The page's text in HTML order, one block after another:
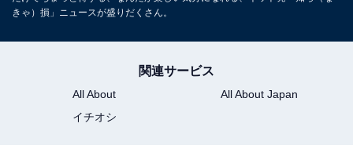
きゃ）損」ニュースが盛りだくさん。
関連サービス
All About
All About Japan
イチオシ